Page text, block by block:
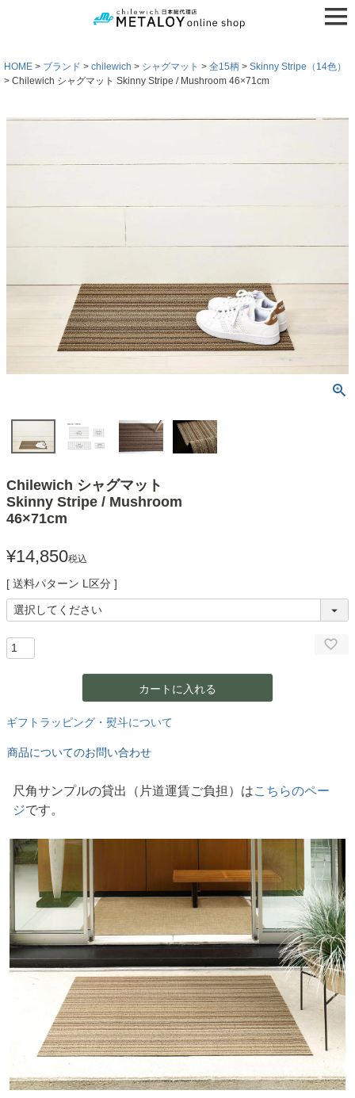
HOME ブランド chilewich シャグマット 全15柄
Skinny Stripe（14色）
Chilewich シャグマット Skinny Stripe / Mushroom 46×71cm
Chilewich シャグマット
Skinny Stripe / Mushroom
46×71cm
¥14,850税込
送料パターン L区分
カートに入れる
ギフトラッピング・熨斗について
商品についてのお問い合わせ
尺角サンプルの貸出 片道運賃ご負担 はこちらのペー
ジです。
検索